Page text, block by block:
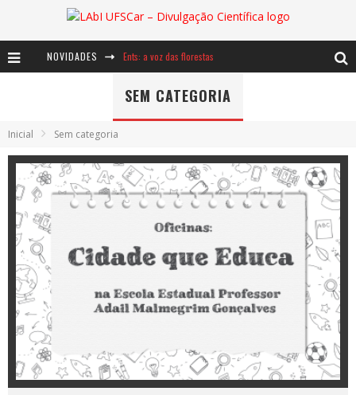
NOVIDADES Notáveis: Bertha Lutz
SEM CATEGORIA
Inicial Sem categoria